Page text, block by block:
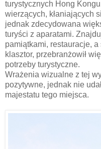
turystycznych Hong
wierzących, kłaniających
jednak zdecydowana
turyści z aparatami.
pamiątkami, restauracje,
klasztor, przebranżowił
potrzeby turystyczne.
Wrażenia wizualne z tej
pozytywne, jednak nie
majestatu tego miejsca.